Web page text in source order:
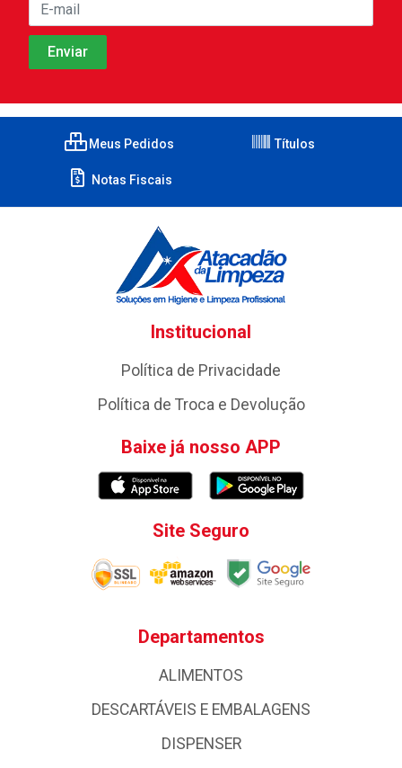
Meus Pedidos Títulos
Notas Fiscais
Institucional
Política de Privacidade
Política de Troca e Devolução
Baixe já nosso APP
Site Seguro
Departamentos
ALIMENTOS
DESCARTÁVEIS E EMBALAGENS
DISPENSER